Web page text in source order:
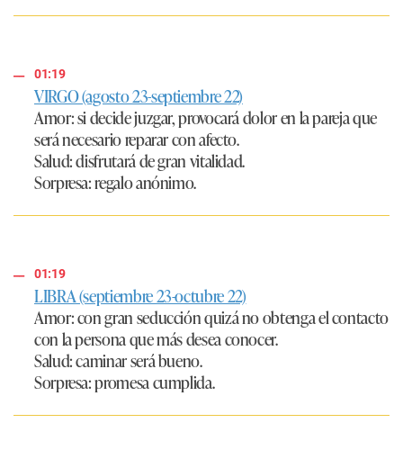
01:19
VIRGO (agosto 23-septiembre 22)
Amor: si decide juzgar, provocará dolor en la pareja que
será necesario reparar con afecto.
Salud: disfrutará de gran vitalidad.
Sorpresa: regalo anónimo.
01:19
LIBRA (septiembre 23-octubre 22)
Amor: con gran seducción quizá no obtenga el contacto
con la persona que más desea conocer.
Salud: caminar será bueno.
Sorpresa: promesa cumplida.